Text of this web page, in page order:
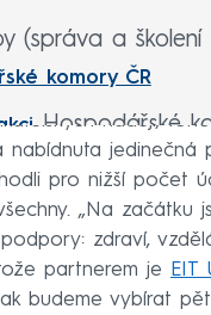
(správa a školení
komory ČR
Hospodářské
červnu 2024
osobností
ocenění
a
podporu
nadějí,
jedinečná
pro nižší počet
„Na začátku
zdraví,
partnerem je
EIT
budeme vybírat